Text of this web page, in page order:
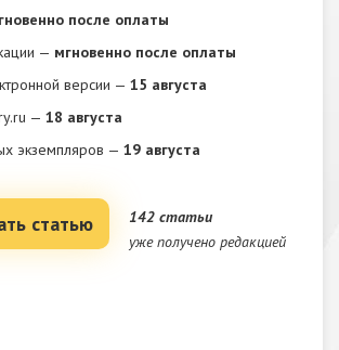
после оплаты
— мгновенно после оплаты
версии — 15 августа
— 18 августа
экземпляров — 19 августа
статью
142 статьи
уже получено редакцией